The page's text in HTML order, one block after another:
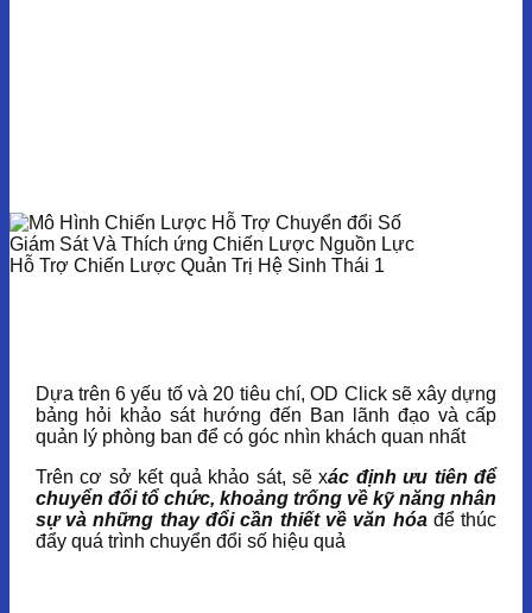
Dựa trên 6 yếu tố và 20 tiêu chí, OD Click sẽ xây dựng
bảng hỏi khảo sát hướng đến Ban lãnh đạo và cấp
quản lý phòng ban để có góc nhìn khách quan nhất
Trên cơ sở kết quả khảo sát, sẽ xác định ưu tiên để
chuyển đổi tổ chức, khoảng trống về kỹ năng nhân
sự và những thay đổi cần thiết về văn hóađể thúc
đẩy quá trình chuyển đổi số hiệu quả